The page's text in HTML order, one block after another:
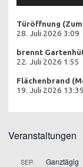
Türöffnung
28. Juli 2026 3:09
brennt
22. Juli 2026 1:55
Flächenbrand
19. Juli 2026 13:39
Veranstaltungen
SEP. Ganztägig